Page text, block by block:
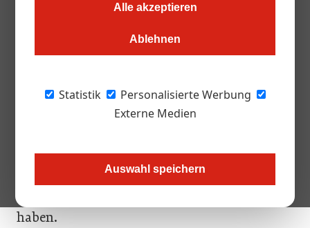
Alle akzeptieren
Ablehnen
Statistik
Personalisierte Werbung
Externe Medien
Auswahl speichern
Der deutsche Starkoch Alfons Schuhbeck muss hinter Gitter.
Der Grund: Steuerhinterziehung.
Für den Münchner Star-Koch Alfons
Schuhbeck bricht wohl eine Welt zusammen:
Freiheitsstrafe von drei Jahren und zwei
Monaten verurteilt. Er soll – so das Gericht –
haben.